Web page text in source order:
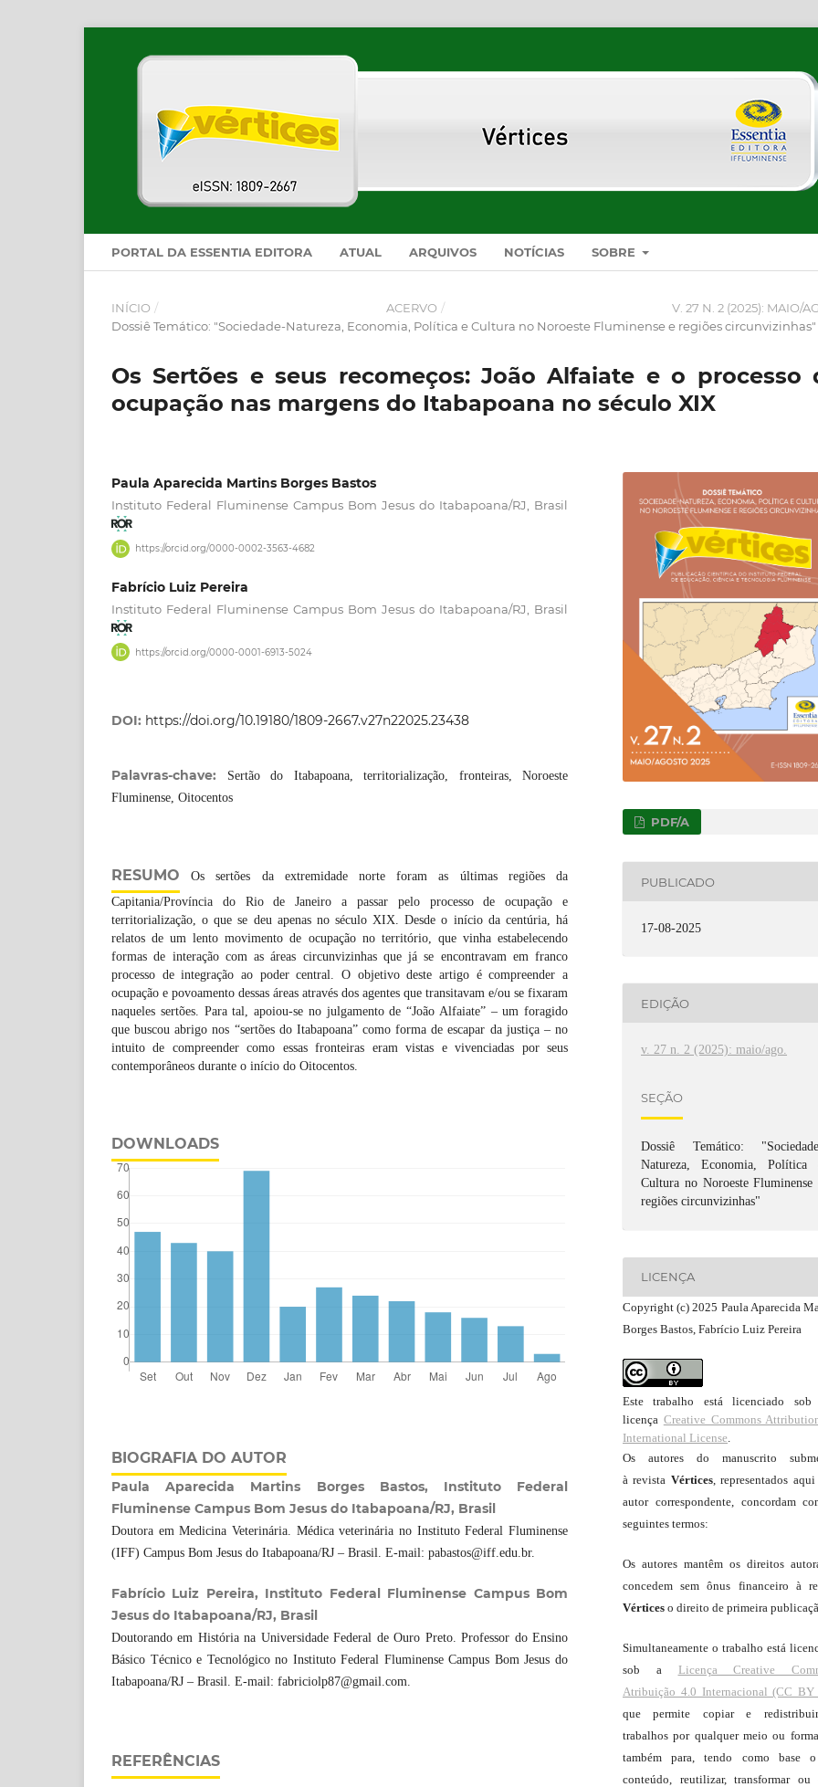
PORTAL DA ESSENTIA EDITORA ATUAL ARQUIVOS NOTÍCIAS SOBRE
INÍCIO / ACERVO / V. 27 N. 2 (2025): MAIO/
Dossiê Temático: "Sociedade-Natureza, Economia, Política e Cultura no Noroeste Fluminense e regiões circunvizinhas"
Os Sertões e seus recomeços: João Alfaiate e o processo
ocupação nas margens do Itabapoana no século XIX
Paula Aparecida Martins Borges Bastos
Instituto Federal Fluminense Campus Bom Jesus do Itabapoana/RJ, Brasil
https://orcid.org/0000-0002-3563-4682
Fabrício Luiz Pereira
Instituto Federal Fluminense Campus Bom Jesus do Itabapoana/RJ, Brasil
https://orcid.org/0000-0001-6913-5024
DOI: https://doi.org/10.19180/1809-2667.v27n22025.23438
Palavras-chave:
Sertão do Itabapoana, territorialização, fronteiras, Noroeste
Fluminense, Oitocentos
RESUMO Os sertões da extremidade norte foram as últimas regiões da
Capitania/Província do Rio de Janeiro a passar pelo processo de ocupação e
territorialização, o que se deu apenas no século XIX. Desde o início da centúria, há
relatos de um lento movimento de ocupação no território, que vinha estabelecendo
formas de interação com as áreas circunvizinhas que já se encontravam em franco
processo de integração ao poder central. O objetivo deste artigo é compreender a
ocupação e povoamento dessas áreas através dos agentes que transitavam e/ou se fixaram
naqueles sertões. Para tal, apoiou-se no julgamento de “João Alfaiate” – um foragido
que buscou abrigo nos “sertões do Itabapoana” como forma de escapar da justiça – no
intuito de compreender como essas fronteiras eram vistas e vivenciadas por seus
contemporâneos durante o início do Oitocentos.
DOWNLOADS
BIOGRAFIA DO AUTOR
Paula Aparecida Martins Borges Bastos, Instituto Federal
Fluminense Campus Bom Jesus do Itabapoana/RJ, Brasil
Doutora em Medicina Veterinária. Médica veterinária no Instituto Federal Fluminense
(IFF) Campus Bom Jesus do Itabapoana/RJ – Brasil. E-mail: pabastos@iff.edu.br.
Fabrício Luiz Pereira, Instituto Federal Fluminense Campus Bom
Jesus do Itabapoana/RJ, Brasil
Doutorando em História na Universidade Federal de Ouro Preto. Professor do Ensino
Básico Técnico e Tecnológico no Instituto Federal Fluminense Campus Bom Jesus do
Itabapoana/RJ – Brasil. E-mail: fabriciolp87@gmail.com.
REFERÊNCIAS
PDF/A
PUBLICADO
17-08-2025
EDIÇÃO
v. 27 n. 2 (2025): maio/ago.
SEÇÃO
Dossiê Temático:
Natureza, Economia, Política
Cultura no Noroeste Fluminense
regiões circunvizinhas"
LICENÇA
Copyright (c) 2025 Paula Aparecida
Borges Bastos, Fabrício Luiz Pereira
Este trabalho está licenciado sob
licença Creative Commons
International License
Os autores do manuscrito
à revista Vértices, representados
autor correspondente, concordam
seguintes termos:
Os autores mantêm os direitos
concedem sem ônus financeiro à
Vértices o direito de primeira
Simultaneamente o trabalho está
sob a Licença Creative
Atribuição 4.0 Internacional (CC BY
que permite copiar e
trabalhos por qualquer meio ou
também para, tendo como base
conteúdo, reutilizar, transformar ou